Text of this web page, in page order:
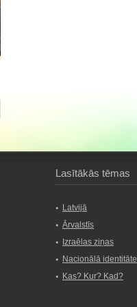
Lasītākās tēmas
Latvijā
Ārvalstīs
Izraēlas ziņas
Nacionālā identitāte
Kas? Kur? Kad?